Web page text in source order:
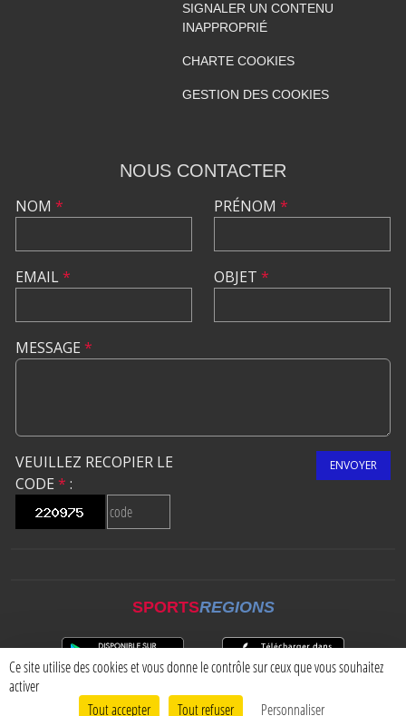
SIGNALER UN CONTENU
INAPPROPRIÉ
CHARTE COOKIES
GESTION DES COOKIES
NOUS CONTACTER
NOM *
EMAIL*
PRÉNOM *
OBJET *
MESSAGE *
VEUILLEZ RECOPIER LE
CODE * :
ENVOYER
SPORTSREGIONS
Envie de participer ? CONNEXION
Ce site utilise des cookies et vous donne le contrôle sur ceux que vous souhaitez
activer
Tout accepter
Tout refuser Personnaliser